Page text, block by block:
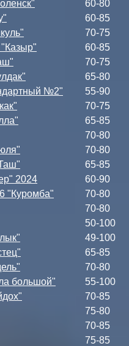
60-80
60-85
70-75
60-85
70-75
65-80
№2"
55-90
70-75
65-85
70-80
70-80
65-85
2024
60-90
"Куромба"
70-80
70-80
50-100
49-100
65-85
70-80
большой"
55-100
70-85
75-80
70-85
75-85